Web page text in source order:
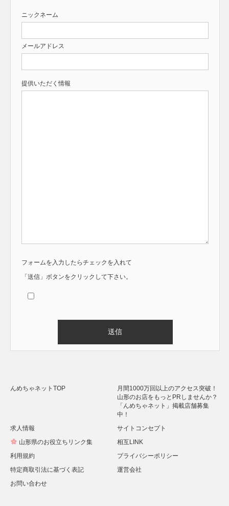
ニックネーム
メールアドレス
提供いただく情報
フォームを入力したらチェックを入れて
「送信」ボタンをクリックして下さい。
んめちゃネットTOP
月間1000万回以上のアクセス突破！
山形のお店をもっとPRしませんか？
「んめちゃネット」掲載店舗募集
中！
求人情報
サイトコンセプト
山形県のお役立ちリンク集
相互LINK
利用規約
プライバシーポリシー
特定商取引法に基づく表記
運営会社
お問い合わせ